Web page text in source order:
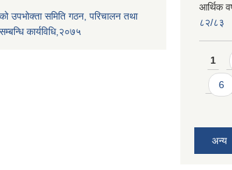
उपभोक्ता समिति गठन, परिचालन तथा
कार्यविधि,२०७५
आर्थिक
८२/८३
1
6
अन्य